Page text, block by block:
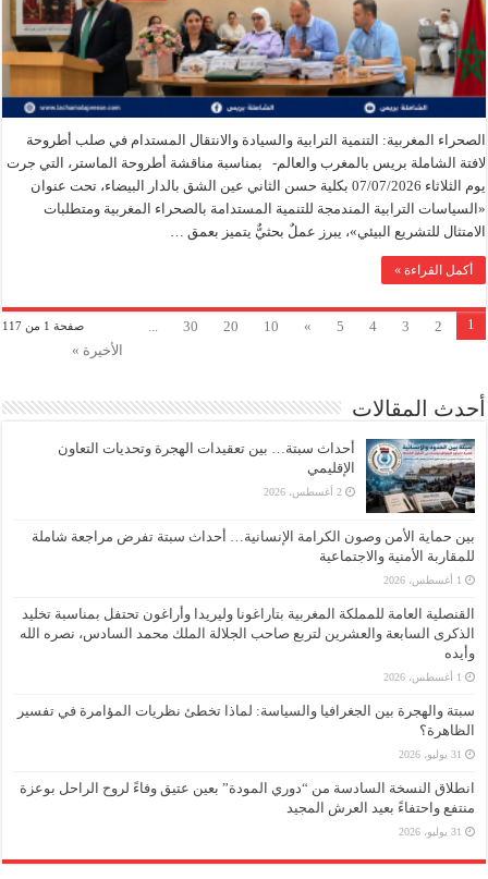
الصحراء المغربية: التنمية الترابية والسيادة والانتقال المستدام في صلب أطروحة
لافتة الشاملة بريس بالمغرب والعالم- بمناسبة مناقشة أطروحة الماستر، التي جرت
يوم الثلاثاء 07/07/2026 بكلية حسن الثاني عين الشق بالدار البيضاء، تحت عنوان
«السياسات الترابية المندمجة للتنمية المستدامة بالصحراء المغربية ومتطلبات
الامتثال للتشريع البيئي»، يبرز عملٌ بحثيٌّ يتميز بعمق …
أكمل القراءة »
صفحة 1 من 117 1
2
3
4
5
»
10
20
30
...
الأخيرة »
أحدث المقالات
أحداث سبتة… بين تعقيدات الهجرة وتحديات التعاون
الإقليمي
2 أغسطس، 2026
بين حماية الأمن وصون الكرامة الإنسانية… أحداث سبتة تفرض مراجعة شاملة
للمقاربة الأمنية والاجتماعية
1 أغسطس، 2026
القنصلية العامة للمملكة المغربية بتاراغونا وليريدا وأراغون تحتفل بمناسبة تخليد
الذكرى السابعة والعشرين لتربع صاحب الجلالة الملك محمد السادس، نصره الله
وأيده
1 أغسطس، 2026
سبتة والهجرة بين الجغرافيا والسياسة: لماذا تخطئ نظريات المؤامرة في تفسير
الظاهرة؟
31 يوليو، 2026
انطلاق النسخة السادسة من “دوري المودة” بعين عتيق وفاءً لروح الراحل بوعزة
منتفع واحتفاءً بعيد العرش المجيد
31 يوليو، 2026